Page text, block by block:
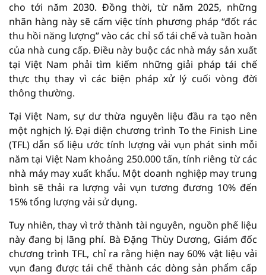
cho tới năm 2030. Đồng thời, từ năm 2025, những
nhãn hàng này sẽ cấm việc tính phương pháp “đốt rác
thu hồi năng lượng” vào các chỉ số tái chế và tuần hoàn
của nhà cung cấp. Điều này buộc các nhà máy sản xuất
tại Việt Nam phải tìm kiếm những giải pháp tái chế
thực thụ thay vì các biện pháp xử lý cuối vòng đời
thông thường.
Tại Việt Nam, sự dư thừa nguyên liệu đầu ra tạo nên
một nghịch lý. Đại diện chương trình To the Finish Line
(TFL) dẫn số liệu ước tính lượng vải vụn phát sinh mỗi
năm tại Việt Nam khoảng 250.000 tấn, tính riêng từ các
nhà máy may xuất khẩu. Một doanh nghiệp may trung
bình sẽ thải ra lượng vải vụn tương đương 10% đến
15% tổng lượng vải sử dụng.
Tuy nhiên, thay vì trở thành tài nguyên, nguồn phế liệu
này đang bị lãng phí. Bà Đặng Thùy Dương, Giám đốc
chương trình TFL, chỉ ra rằng hiện nay 60% vật liệu vải
vụn đang được tái chế thành các dòng sản phẩm cấp